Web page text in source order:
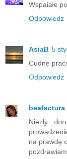
Wspaiałe
Odpowiedz
AsiaB 5
Cudne
Odpowiedz
beafactura
Niezły
na prawdę